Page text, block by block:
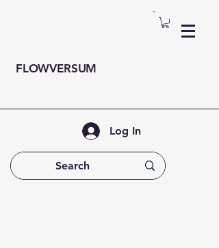
FLOWVERSUM
Log In